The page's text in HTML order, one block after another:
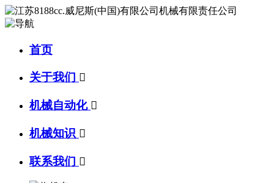
首页
关于我们 
机械自动化 
机械知识 
联系我们 